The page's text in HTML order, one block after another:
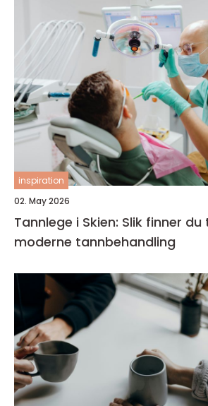
inspiration
02. May 2026
Tannlege i Skien: Slik finner
moderne tannbehandling